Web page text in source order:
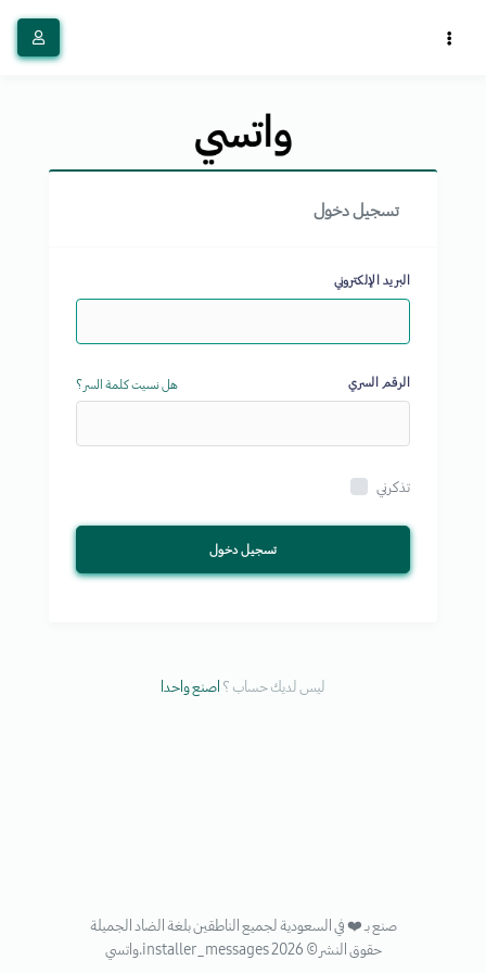
تسجيل دخول
البريد الإلكتروني
الرقم السري هل نسيت كلمة السر ؟
تذكرني
تسجيل دخول
ليس لديك حساب ؟ اصنع واحدا
صنع بـ ❤️ في السعودية لجميع الناطقين بلغة الضاد الجميلة
حقوق النشر © 2026 installer_messages.واتسي